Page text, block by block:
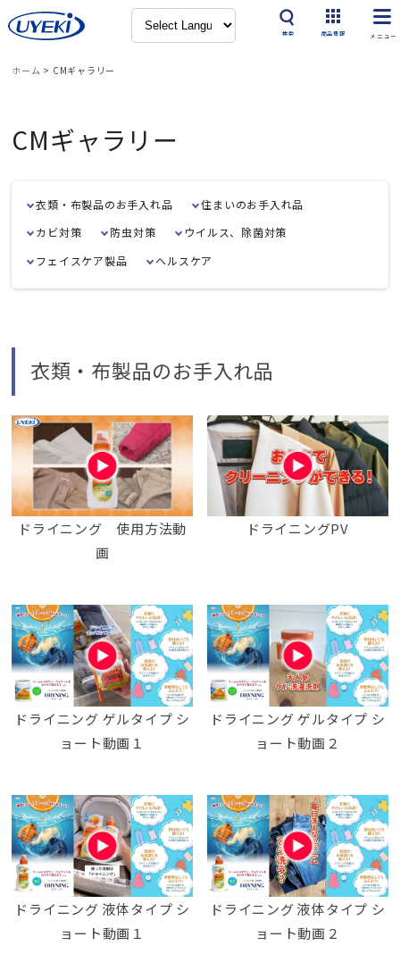
検索 商品情報
ホーム > CMギャラリー
CMギャラリー
衣類・布製品のお手入れ品
住まいのお手入れ品
カビ対策
防虫対策
ウイルス、除菌対策
フェイスケア製品
ヘルスケア
衣類・布製品のお手入れ品
ドライニング 使用方法動
画
ドライニングPV
ドライニング ゲルタイプ シ
ョート動画１
ドライニング ゲルタイプ シ
ョート動画２
ドライニング 液体タイプ シ
ョート動画１
ドライニング 液体タイプ シ
ョート動画２